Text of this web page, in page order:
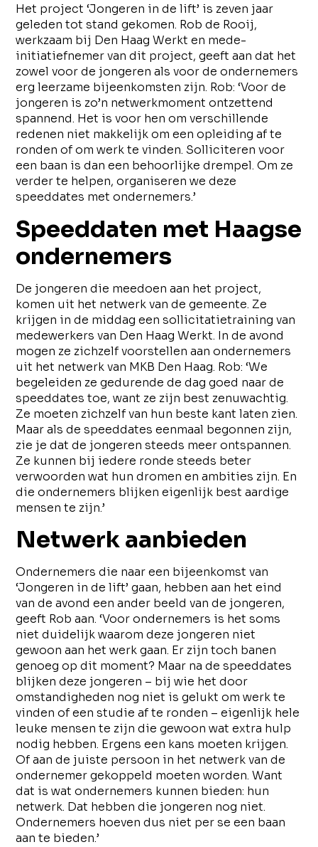
Het project ‘Jongeren in de lift’ is zeven jaar
geleden tot stand gekomen. Rob de Rooij,
werkzaam bij Den Haag Werkt en mede-
initiatiefnemer van dit project, geeft aan dat het
zowel voor de jongeren als voor de ondernemers
erg leerzame bijeenkomsten zijn. Rob: ‘Voor de
jongeren is zo’n netwerkmoment ontzettend
spannend. Het is voor hen om verschillende
redenen niet makkelijk om een opleiding af te
ronden of om werk te vinden. Solliciteren voor
een baan is dan een behoorlijke drempel. Om ze
verder te helpen, organiseren we deze
speeddates met ondernemers.’
Speeddaten met Haagse
ondernemers
De jongeren die meedoen aan het project,
komen uit het netwerk van de gemeente. Ze
krijgen in de middag een sollicitatietraining van
medewerkers van Den Haag Werkt. In de avond
mogen ze zichzelf voorstellen aan ondernemers
uit het netwerk van MKB Den Haag. Rob: ‘We
begeleiden ze gedurende de dag goed naar de
speeddates toe, want ze zijn best zenuwachtig.
Ze moeten zichzelf van hun beste kant laten zien.
Maar als de speeddates eenmaal begonnen zijn,
zie je dat de jongeren steeds meer ontspannen.
Ze kunnen bij iedere ronde steeds beter
verwoorden wat hun dromen en ambities zijn. En
die ondernemers blijken eigenlijk best aardige
mensen te zijn.’
Netwerk aanbieden
Ondernemers die naar een bijeenkomst van
‘Jongeren in de lift’ gaan, hebben aan het eind
van de avond een ander beeld van de jongeren,
geeft Rob aan. ‘Voor ondernemers is het soms
niet duidelijk waarom deze jongeren niet
gewoon aan het werk gaan. Er zijn toch banen
genoeg op dit moment? Maar na de speeddates
blijken deze jongeren – bij wie het door
omstandigheden nog niet is gelukt om werk te
vinden of een studie af te ronden – eigenlijk hele
leuke mensen te zijn die gewoon wat extra hulp
nodig hebben. Ergens een kans moeten krijgen.
Of aan de juiste persoon in het netwerk van de
ondernemer gekoppeld moeten worden. Want
dat is wat ondernemers kunnen bieden: hun
netwerk. Dat hebben die jongeren nog niet.
Ondernemers hoeven dus niet per se een baan
aan te bieden.’